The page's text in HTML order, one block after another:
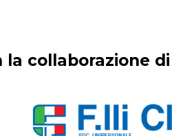
la collaborazione di